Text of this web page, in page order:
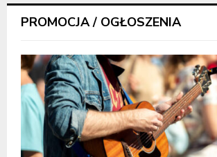
PROMOCJA / OGŁOSZENIA